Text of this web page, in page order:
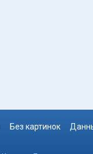
Без картинок